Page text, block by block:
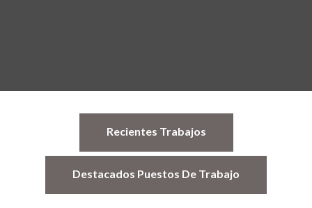
Recientes Trabajos
Destacados Puestos De Trabajo